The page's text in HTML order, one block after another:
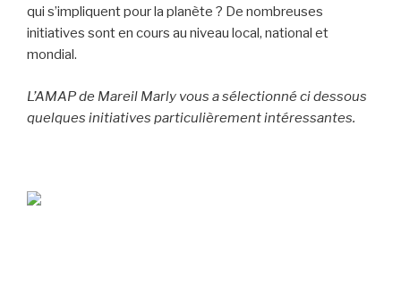
qui s’impliquent pour la planète ? De nombreuses
initiatives sont en cours au niveau local, national et
mondial.
L’AMAP de Mareil Marly vous a sélectionné ci dessous
quelques initiatives particulièrement intéressantes.